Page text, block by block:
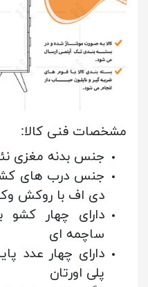
مشخصات فنی کالا:
جنس بدنه مغزی
جنس درب های
دی اف با روکش
دارای چهار
ساچمه ای
دارای چهار عدد
پلی اورتان